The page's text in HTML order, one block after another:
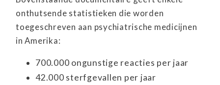
onthutsende statistieken die worden
toegeschreven aan psychiatrische medicijnen
in Amerika:
700.000 ongunstige reacties per jaar
42.000 sterfgevallen per jaar